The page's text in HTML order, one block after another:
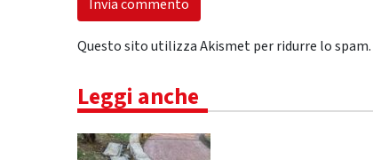
Questo sito utilizza Akismet per ridurre lo spam.
Leggi anche